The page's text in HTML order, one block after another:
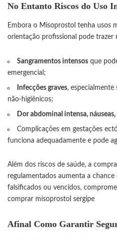
No Entanto Riscos do Uso
Embora o Misoprostol tenha usos
orientação profissional pode trazer
Sangramentos intensosque
emergencial;
Infecções graves, especialmente
não-higiênicos;
Dor abdominal intensa,
Complicações em gestações
funciona adequadamente e pode
Além dos riscos de saúde, a
regulamentados aumenta a
falsificados ou vencidos,
comprar misoprostol sergipe
Afinal Como Garantir